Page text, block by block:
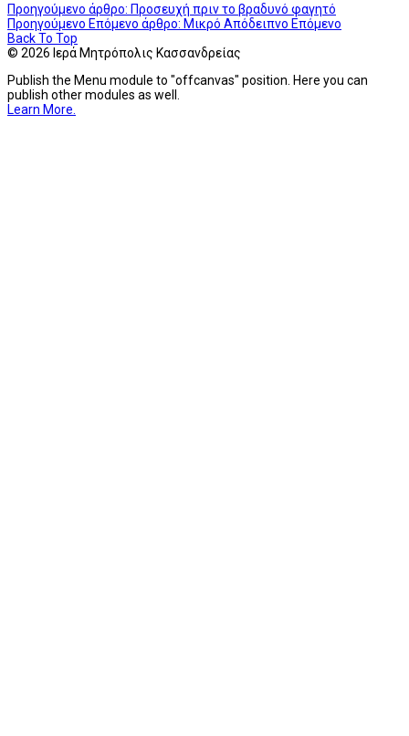
Προηγούμενο άρθρο: Προσευχή πριν το βραδυνό φαγητό
Προηγούμενο Επόμενο άρθρο: Μικρό Απόδειπνο Επόμενο
Back To Top
© 2026 Ιερά Μητρόπολις Κασσανδρείας
Publish the Menu module to "offcanvas" position. Here you can
publish other modules as well.
Learn More.